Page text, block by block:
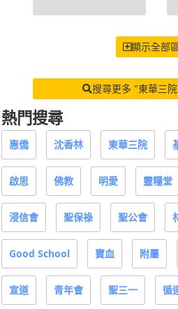
顯示全部
搜尋更多 "東華三
熱門搜尋
惠僑 沈香林 東華三院
啟思 佛教 明愛 靈糧堂
浸信會 聖保祿 聖公會
Good School 寶血 附屬
宣道 青年會 聖三一 循